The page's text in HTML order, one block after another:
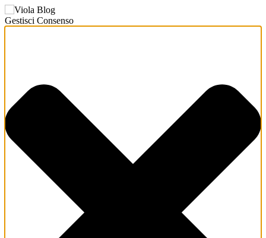
Gestisci Consenso